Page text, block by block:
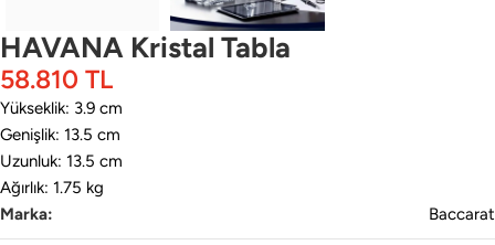
HAVANA Kristal Tabla
58.810 TL
Yükseklik: 3.9 cm
Genişlik: 13.5 cm
Uzunluk: 13.5 cm
Ağırlık: 1.75 kg
Marka:
Baccarat